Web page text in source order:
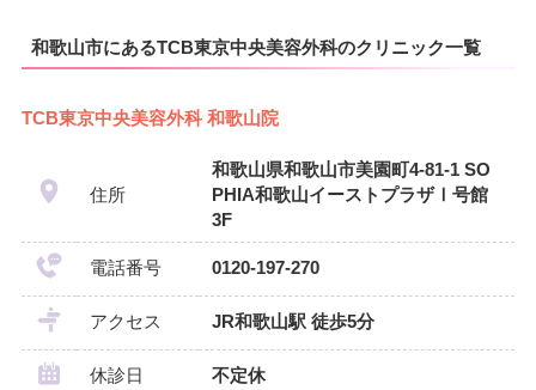
和歌山市にあるTCB東京中央美容外科のクリニック一覧
TCB東京中央美容外科 和歌山院
住所
和歌山県和歌山市美園町4-81-1 SO
PHIA和歌山イーストプラザⅠ号館
3F
電話番号 0120-197-270
アクセス JR和歌山駅 徒歩5分
休診日 不定休